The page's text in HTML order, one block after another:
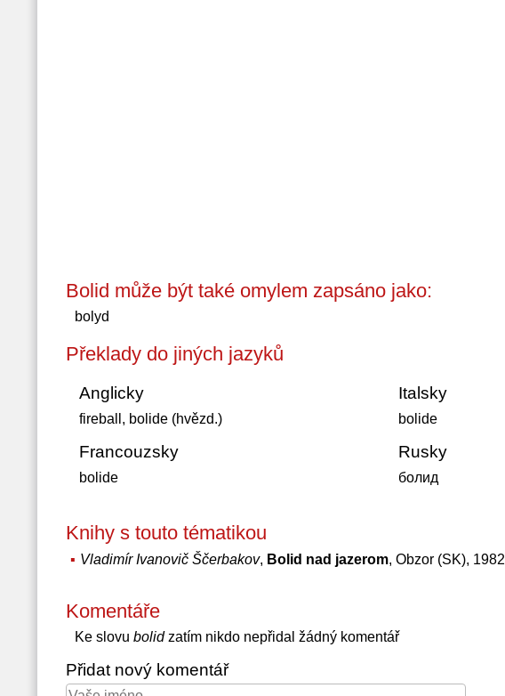
Bolid může být také omylem zapsáno jako:
bolyd
Překlady do jiných jazyků
Anglicky
fireball, bolide (hvězd.)
Francouzsky
bolide
Italsky
bolide
Rusky
болид
Knihy s touto tématikou
Vladimír Ivanovič Ščerbakov, Bolid nad jazerom, Obzor (SK), 1982
Komentáře
Ke slovu bolidzatím nikdo nepřidal žádný komentář
Přidat nový komentář